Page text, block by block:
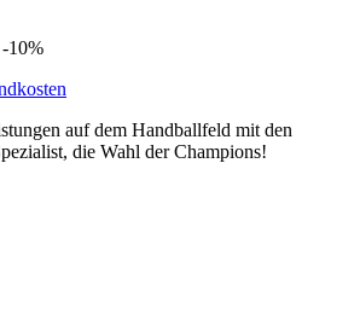
-10%
auf dem Handballfeld mit den
die Wahl der Champions!